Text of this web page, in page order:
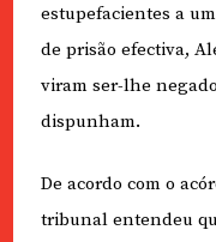
estupefacientes a
de prisão efectiva,
viram ser-lhe
dispunham.
De acordo com o
tribunal entendeu